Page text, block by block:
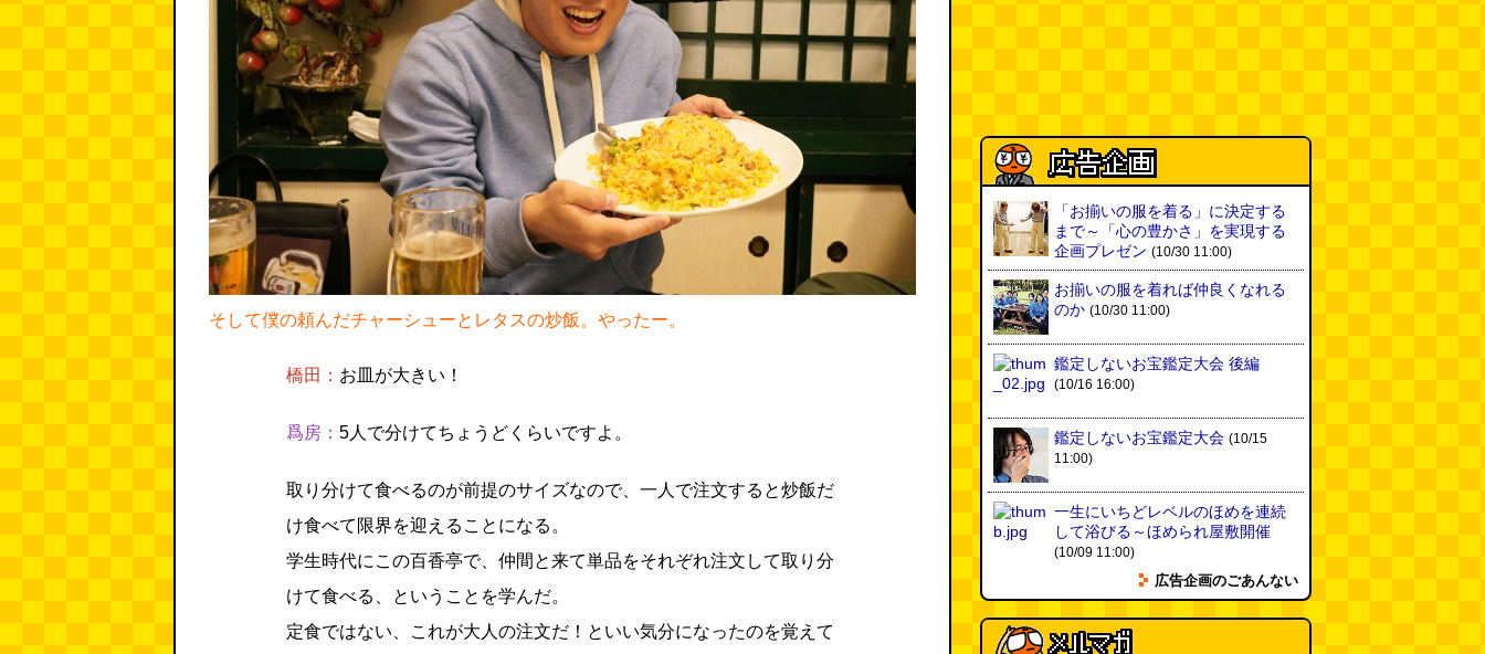
そして僕の頼んだチャーシューとレタスの炒飯。やったー。
橋田： お皿が大きい！
爲房： 5人で分けてちょうどくらいですよ。
取り分けて食べるのが前提のサイズなので、一人で注文すると炒飯だ
け食べて限界を迎えることになる。
学生時代にこの百香亭で、仲間と来て単品をそれぞれ注文して取り分
けて食べる、ということを学んだ。
定食ではない、これが大人の注文だ！といい気分になったのを覚えて
大きな唐揚げが乗ったチャーハン
～チャーハン部活動報告（傑作
選）(江ノ島茂道) (08.04 18:00)
ちょこ煎がカインズPBで販売し
てました(読者投稿) (08.04 16:00)
1本
(べつやく れい) (08.04 16:00)
「モグラ駅」で有名な土合駅……
実は真の秘境駅はお隣の湯檜曽駅
だった
【大調査】現代人は普通に生活し
ていると一日に何曲聞くことにな
るのか？(石井公二)
ベランダに咲いた小さな花
（2026.8.4 朝エッセイ/西村まさ
ゆき）(西村まさゆき)
「お揃いの服を着る」に決定する
まで～「心の豊かさ」を実現する
企画プレゼン (10/30 11:00)
お揃いの服を着れば仲良くなれる
のか (10/30 11:00)
鑑定しないお宝鑑定大会 後編
(10/16 16:00)
鑑定しないお宝鑑定大会 (10/15
11:00)
一生にいちどレベルのほめを連続
して浴びる～ほめられ屋敷開催
(10/09 11:00)
広告企画のごあんない